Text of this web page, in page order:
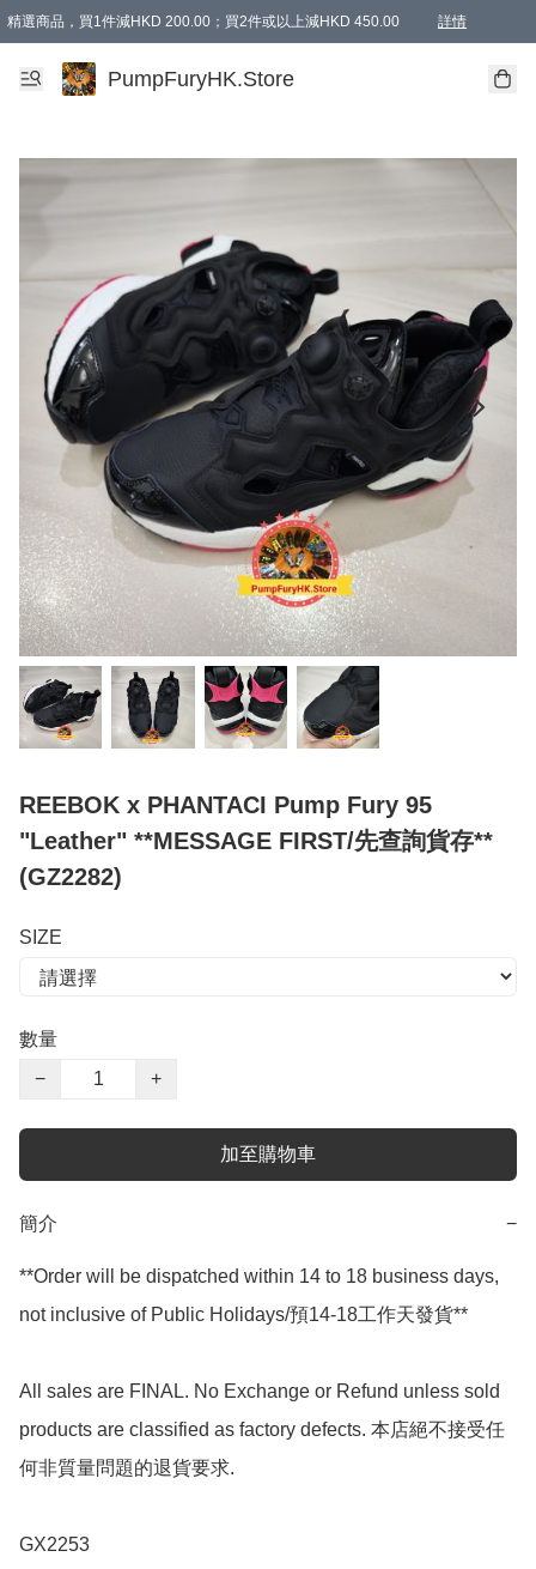
精選商品，買1件減HKD 200.00；買2件或以上減HKD 450.00 詳情
AAPE商品,會員專享9折或以上（按會員等級）AAPE products, members can
精選商品，任選買2件或以上減HKD 100.00
購物滿 HKD 800.00即享免運費優惠！（適用於 特定的送貨方式 )
PumpFuryHK.Store
REEBOK x PHANTACI Pump Fury 95
"Leather" **MESSAGE FIRST/先查詢貨存**
(GZ2282)
SIZE
數量
−
+
加至購物車
簡介 −
**Order will be dispatched within 14 to 18 business days,
not inclusive of Public Holidays/預14-18工作天發貨**
All sales are FINAL. No Exchange or Refund unless sold
products are classified as factory defects. 本店絕不接受任
何非質量問題的退貨要求.
GX2253